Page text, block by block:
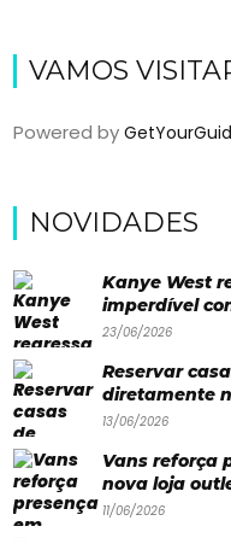
VAMOS
Powered by
NOVIDADES
Kanye West
imperdível
23/06/2026
Reservar
diretamente
13/06/2026
Vans reforça
nova loja
11/06/2026